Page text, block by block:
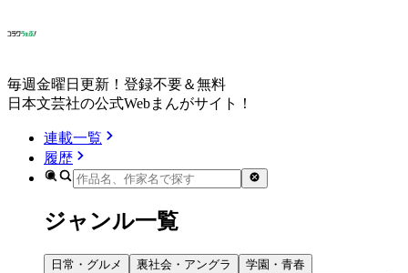
毎週金曜日更新！登録不要＆無料
日本文芸社の公式Webまんがサイト！
連載一覧
履歴
ジャンル一覧
日常・グルメ 裏社会・アングラ
学園・青春